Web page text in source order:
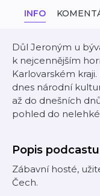
INFO
Důl Jeroným u
k nejcennějším
Karlovarském
dnes národní
až do dnešních
pohled do
Popis podcastu
Zábavní hosté,
Čech.